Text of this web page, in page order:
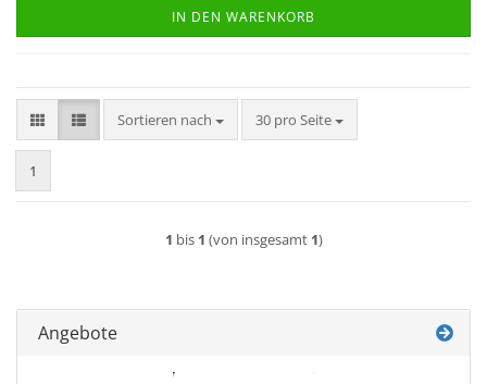
IN DEN WARENKORB
Sortieren nach
Sortieren nach 30 pro Seite
pro Seite
1
1 bis 1 (von insgesamt 1)
Angebote